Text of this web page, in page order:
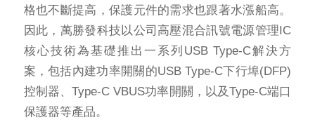
格也不斷提高，保護元件的需求也跟著水漲船高。
因此，萬勝發科技以公司高壓混合訊號電源管理IC
核心技術為基礎推出一系列USB Type-C解決方
案，包括內建功率開關的USB Type-C下行埠(DFP)
控制器、Type-C VBUS功率開關，以及Type-C端口
保護器等產品。